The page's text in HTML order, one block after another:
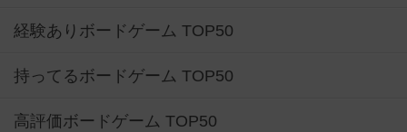
経験ありボードゲーム TOP50
持ってるボードゲーム TOP50
高評価ボードゲーム TOP50